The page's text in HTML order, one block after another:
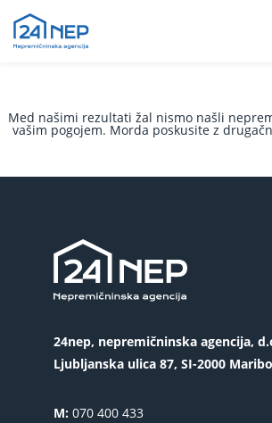
Med našimi rezultati žal nismo našli
vašim pogojem. Morda poskusite z
24nep, nepremičninska agencija,
Ljubljanska ulica 87, SI-2000
M: 070 400 433